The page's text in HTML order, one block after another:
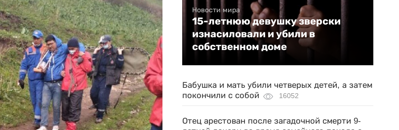
Новости мира
15-летнюю девушку зверски
изнасиловали и убили в
собственном доме
Бабушка и мать убили четверых детей, а затем
покончили с собой
16052
Отец арестован после загадочной смерти 9-